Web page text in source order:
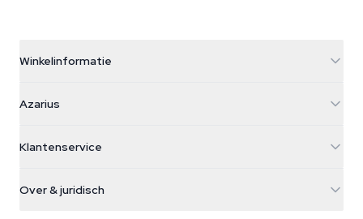
Winkelinformatie
Galvaniweg 11
Nederland
+31(0)204897914
Azarius
Smokeshop
Klantenservice
Retourbeleid
Over & juridisch